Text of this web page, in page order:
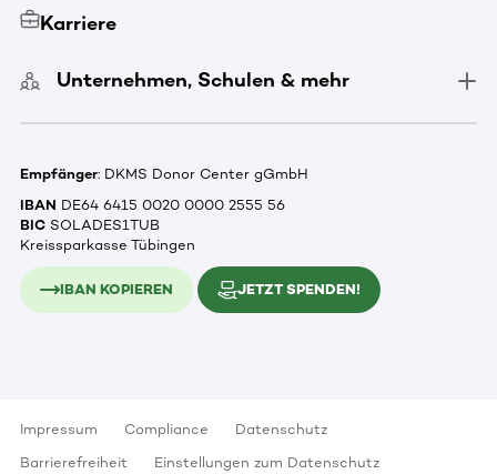
Karriere
Unternehmen, Schulen & mehr
Empfänger: DKMS Donor Center gGmbH
IBAN DE64 6415 0020 0000 2555 56
BIC SOLADES1TUB
Kreissparkasse Tübingen
IBAN KOPIEREN JETZT SPENDEN!
Impressum Compliance
Datenschutz
Barrierefreiheit
Einstellungen zum Datenschutz